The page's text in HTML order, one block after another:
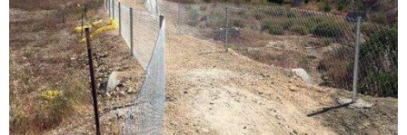
SUCESOS
ECONOMÍA
DESARROLLO LOCAL
LUCENA EMPRESAS